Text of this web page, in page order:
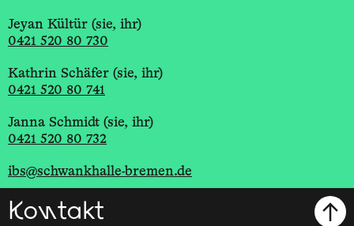
Jeyan Kültür (sie, ihr)
0421 520 80 730
Kathrin Schäfer (sie, ihr)
0421 520 80 741
Janna Schmidt (sie, ihr)
0421 520 80 732
ibs@schwankhalle-bremen.de
Kontakt